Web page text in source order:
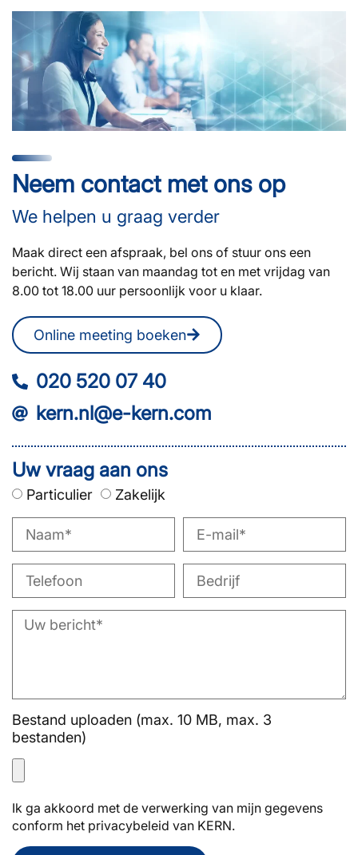
Neem contact met ons op
We helpen u graag verder
Maak direct een afspraak, bel ons of stuur ons een
bericht. Wij staan van maandag tot en met vrijdag van
8.00 tot 18.00 uur persoonlijk voor u klaar.
Online meeting boeken
020 520 07 40
kern.nl@e-kern.com
Uw vraag aan ons
Particulier Zakelijk
Bestand uploaden (max. 10 MB, max. 3
bestanden)
Ik ga akkoord met de verwerking van mijn gegevens
conform het privacybeleid van KERN.